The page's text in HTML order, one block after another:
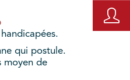
qui postule.
moyen de